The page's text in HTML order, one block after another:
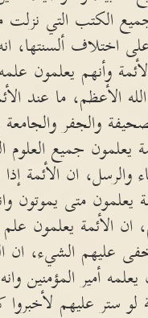
الكتب التي نزلت
على اختلاف ألسنتها،
وأنهم يعلمون
الأعظم، ما عند
والجفر
يعلمون جميع
والرسل، ان الأئمة
يعلمون متى يموتون
ان الأئمة يعلمون
عليهم الشيء، ان
يعلمه أمير المؤمنين
لو ستر عليهم